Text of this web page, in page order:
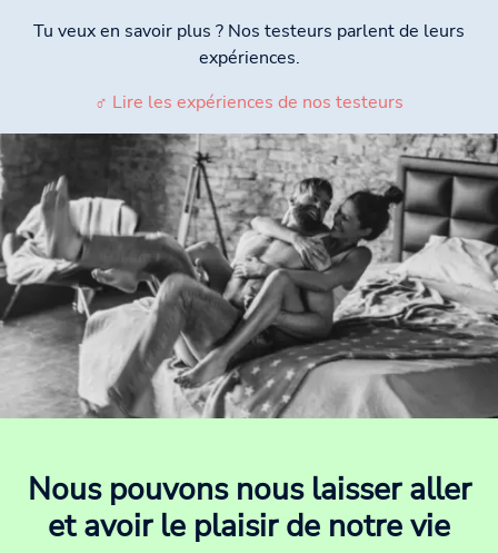
Tu veux en savoir plus ? Nos testeurs parlent de leurs
expériences.
♂ Lire les expériences de nos testeurs
Nous pouvons nous laisser aller
et avoir le plaisir de notre vie